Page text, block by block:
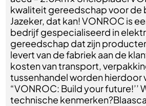
kwaliteit gereedschap voor de
Jazeker, dat kan! VONROC is
bedrijf gespecialiseerd in
gereedschap dat zijn
levert van de fabriek aan de
kosten van transport,
tussenhandel worden hierdoor
“VONROC: Build your future!’’
technische